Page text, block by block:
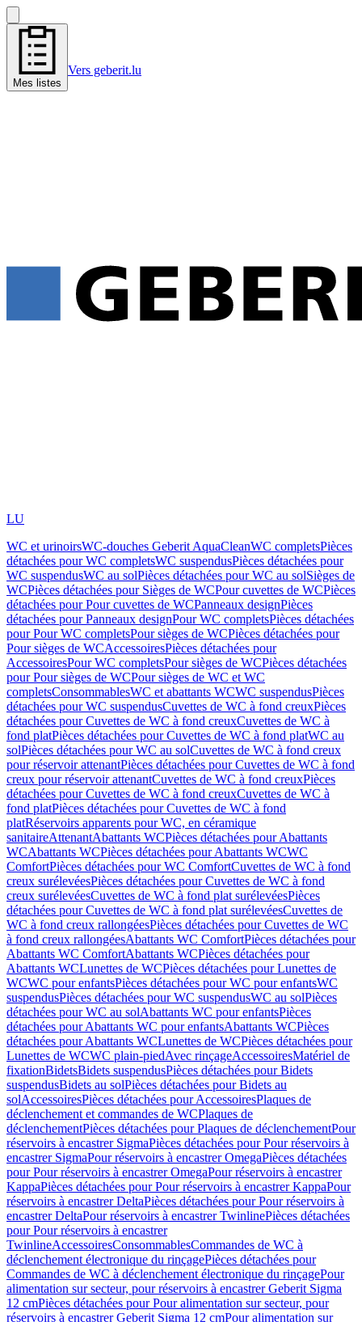
Mes listes
Vers geberit.lu
LU
WC et urinoirsWC-douches Geberit AquaCleanWC completsPièces
détachées pour WC completsWC suspendusPièces détachées pour
WC suspendusWC au solPièces détachées pour WC au solSièges de
WCPièces détachées pour Sièges de WCPour cuvettes de WCPièces
détachées pour Pour cuvettes de WCPanneaux designPièces
détachées pour Panneaux designPour WC completsPièces détachées
pour Pour WC completsPour sièges de WCPièces détachées pour
Pour sièges de WCAccessoiresPièces détachées pour
AccessoiresPour WC completsPour sièges de WCPièces détachées
pour Pour sièges de WCPour sièges de WC et WC
completsConsommablesWC et abattants WCWC suspendusPièces
détachées pour WC suspendusCuvettes de WC à fond creuxPièces
détachées pour Cuvettes de WC à fond creuxCuvettes de WC à
fond platPièces détachées pour Cuvettes de WC à fond platWC au
solPièces détachées pour WC au solCuvettes de WC à fond creux
pour réservoir attenantPièces détachées pour Cuvettes de WC à fond
creux pour réservoir attenantCuvettes de WC à fond creuxPièces
détachées pour Cuvettes de WC à fond creuxCuvettes de WC à
fond platPièces détachées pour Cuvettes de WC à fond
platRéservoirs apparents pour WC, en céramique
sanitaireAttenantAbattants WCPièces détachées pour Abattants
WCAbattants WCPièces détachées pour Abattants WCWC
ComfortPièces détachées pour WC ComfortCuvettes de WC à fond
creux surélevéesPièces détachées pour Cuvettes de WC à fond
creux surélevéesCuvettes de WC à fond plat surélevéesPièces
détachées pour Cuvettes de WC à fond plat surélevéesCuvettes de
WC à fond creux rallongéesPièces détachées pour Cuvettes de WC
à fond creux rallongéesAbattants WC ComfortPièces détachées pour
Abattants WC ComfortAbattants WCPièces détachées pour
Abattants WCLunettes de WCPièces détachées pour Lunettes de
WCWC pour enfantsPièces détachées pour WC pour enfantsWC
suspendusPièces détachées pour WC suspendusWC au solPièces
détachées pour WC au solAbattants WC pour enfantsPièces
détachées pour Abattants WC pour enfantsAbattants WCPièces
détachées pour Abattants WCLunettes de WCPièces détachées pour
Lunettes de WCWC plain-piedAvec rinçageAccessoiresMatériel de
fixationBidetsBidets suspendusPièces détachées pour Bidets
suspendusBidets au solPièces détachées pour Bidets au
solAccessoiresPièces détachées pour AccessoiresPlaques de
déclenchement et commandes de WCPlaques de
déclenchementPièces détachées pour Plaques de déclenchementPour
réservoirs à encastrer SigmaPièces détachées pour Pour réservoirs à
encastrer SigmaPour réservoirs à encastrer OmegaPièces détachées
pour Pour réservoirs à encastrer OmegaPour réservoirs à encastrer
KappaPièces détachées pour Pour réservoirs à encastrer KappaPour
réservoirs à encastrer DeltaPièces détachées pour Pour réservoirs à
encastrer DeltaPour réservoirs à encastrer TwinlinePièces détachées
pour Pour réservoirs à encastrer
TwinlineAccessoiresConsommablesCommandes de WC à
déclenchement électronique du rinçagePièces détachées pour
Commandes de WC à déclenchement électronique du rinçagePour
alimentation sur secteur, pour réservoirs à encastrer Geberit Sigma
12 cmPièces détachées pour Pour alimentation sur secteur, pour
réservoirs à encastrer Geberit Sigma 12 cmPour alimentation sur